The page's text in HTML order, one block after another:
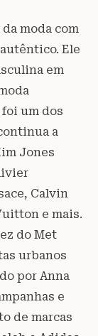
moda com
Ele
em
foi um dos
a
Jones
Calvin
e mais.
do Met
urbanos
por Anna
e
de marcas